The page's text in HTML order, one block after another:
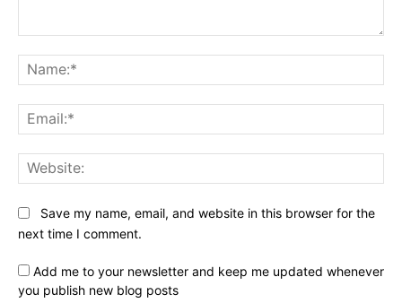
Save my name, email, and website in this browser for the
next time I comment.
Add me to your newsletter and keep me updated whenever
you publish new blog posts